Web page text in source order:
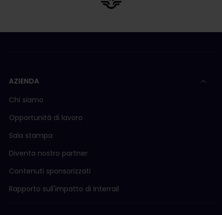
AZIENDA
Chi siamo
Opportunità di lavoro
Sala stampa
Diventa nostro partner
Contenuti sponsorizzati
Rapporto sull'impatto di Interrail